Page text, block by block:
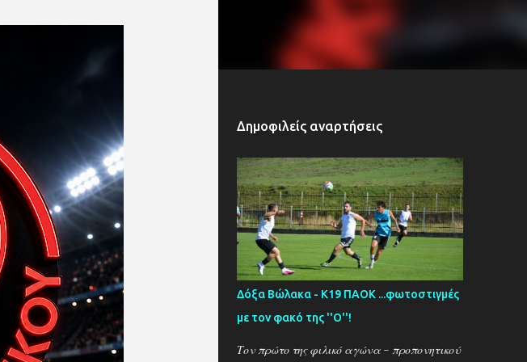
Δημοφιλείς αναρτήσεις
Δόξα Βώλακα - Κ19 ΠΑΟΚ ...φωτοστιγμές
με τον φακό της ''Ο''!
Τον πρώτο της φιλικό αγώνα - προπονητικού